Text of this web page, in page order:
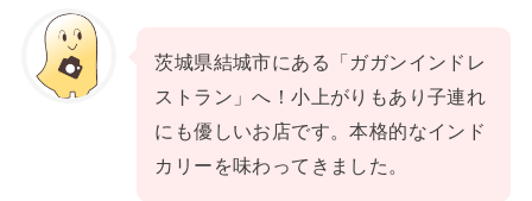
茨城県結城市にある「ガガンインドレ
ストラン」へ！小上がりもあり子連れ
にも優しいお店です。本格的なインド
カリーを味わってきました。